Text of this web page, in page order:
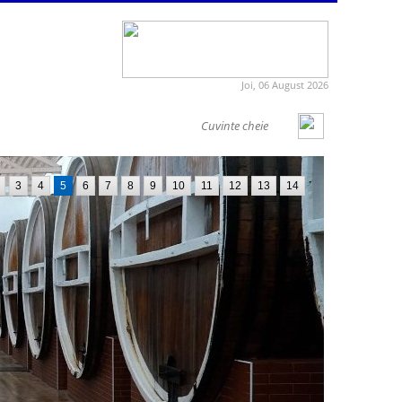
Joi, 06 August 2026
3 4 5 6 7 8 9 10 11 12 13 14